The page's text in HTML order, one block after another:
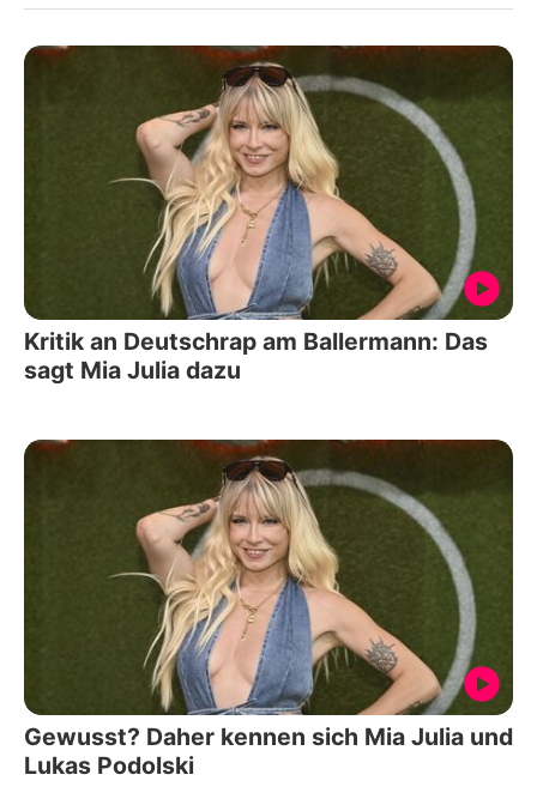
Kritik an Deutschrap am Ballermann: Das
sagt Mia Julia dazu
Gewusst? Daher kennen sich Mia Julia und
Lukas Podolski